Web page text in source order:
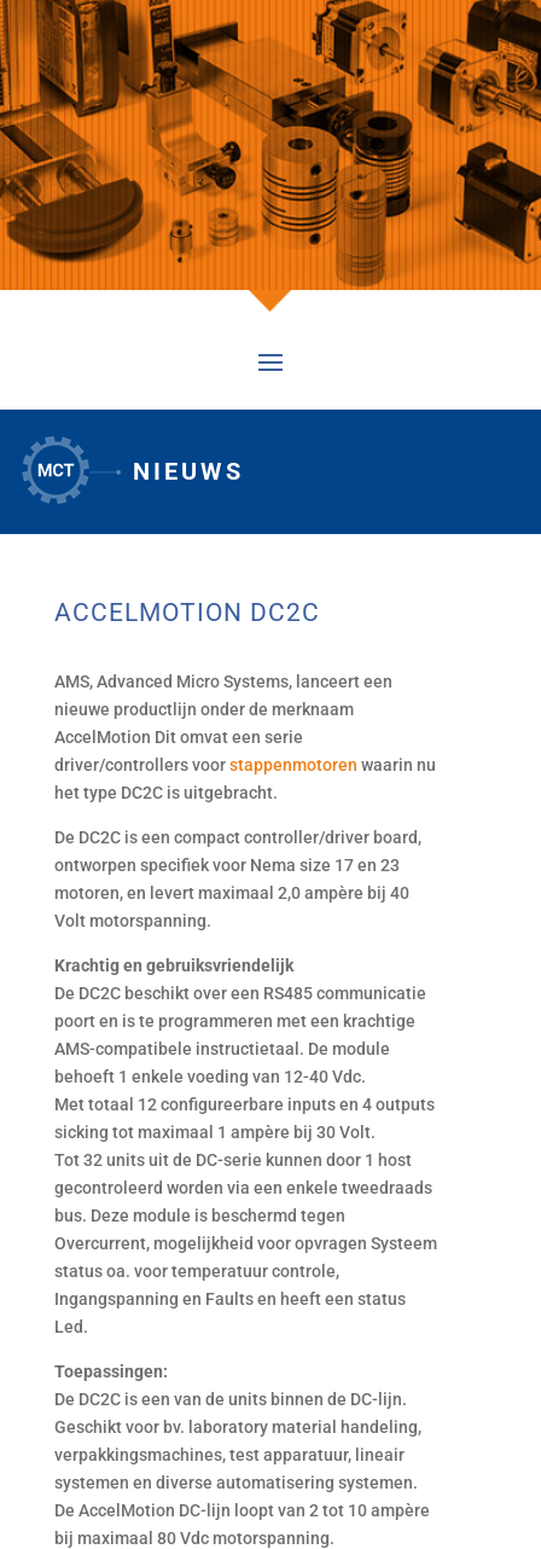
NIEUWS
ACCELMOTION DC2C
AMS, Advanced Micro Systems, lanceert een
nieuwe productlijn onder de merknaam
AccelMotion Dit omvat een serie
driver/controllers voorstappenmotoren waarin nu
het type DC2C is uitgebracht.
De DC2C is een compact controller/driver board,
ontworpen specifiek voor Nema size 17 en 23
motoren, en levert maximaal 2,0 ampère bij 40
Volt motorspanning.
Krachtig en gebruiksvriendelijk
De DC2C beschikt over een RS485 communicatie
poort en is te programmeren met een krachtige
AMS-compatibele instructietaal. De module
behoeft 1 enkele voeding van 12-40 Vdc.
Met totaal 12 configureerbare inputs en 4 outputs
sicking tot maximaal 1 ampère bij 30 Volt.
Tot 32 units uit de DC-serie kunnen door 1 host
gecontroleerd worden via een enkele tweedraads
bus. Deze module is beschermd tegen
Overcurrent, mogelijkheid voor opvragen Systeem
status oa. voor temperatuur controle,
Ingangspanning en Faults en heeft een status
Led.
Toepassingen:
De DC2C is een van de units binnen de DC-lijn.
Geschikt voor bv. laboratory material handeling,
verpakkingsmachines, test apparatuur, lineair
systemen en diverse automatisering systemen.
De AccelMotion DC-lijn loopt van 2 tot 10 ampère
bij maximaal 80 Vdc motorspanning.